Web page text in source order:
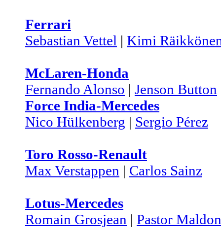
Ferrari
Sebastian Vettel | Kimi
McLaren-Honda
Fernando Alonso | Jenson Button
Force India-Mercedes
Nico Hülkenberg | Sergio Pérez
Toro Rosso-Renault
Max Verstappen | Carlos Sainz
Lotus-Mercedes
Romain Grosjean | Pastor